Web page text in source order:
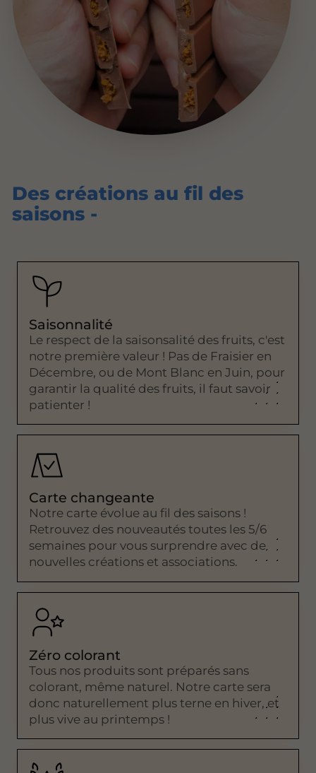
Des créations au fil des
saisons -
Saisonnalité
Le respect de la saisonsalité des fruits, c'est
notre première valeur ! Pas de Fraisier en
Décembre, ou de Mont Blanc en Juin, pour
garantir la qualité des fruits, il faut savoir
patienter !
Carte changeante
Notre carte évolue au fil des saisons !
Retrouvez des nouveautés toutes les 5/6
semaines pour vous surprendre avec de
nouvelles créations et associations.
Zéro colorant
Tous nos produits sont préparés sans
colorant, même naturel. Notre carte sera
donc naturellement plus terne en hiver, et
plus vive au printemps !